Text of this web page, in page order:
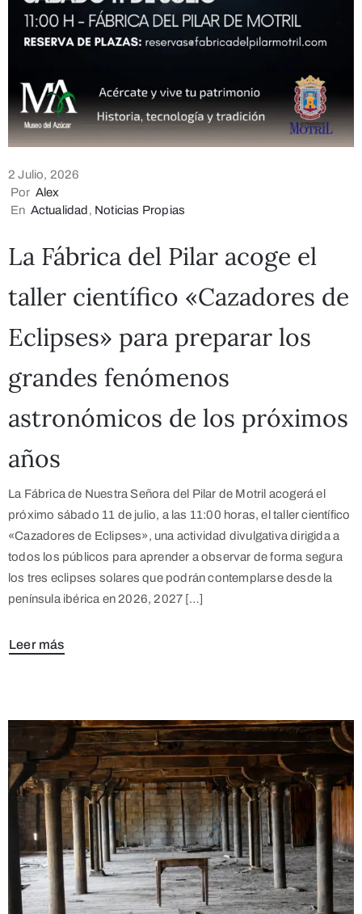
2 Julio, 2026
Por Alex
En Actualidad ‚ Noticias Propias
La Fábrica del Pilar acoge el
taller científico «Cazadores de
Eclipses» para preparar los
grandes fenómenos
astronómicos de los próximos
años
La Fábrica de Nuestra Señora del Pilar de Motril acogerá el
próximo sábado 11 de julio, a las 11:00 horas, el taller científico
«Cazadores de Eclipses», una actividad divulgativa dirigida a
todos los públicos para aprender a observar de forma segura
los tres eclipses solares que podrán contemplarse desde la
península ibérica en 2026, 2027 […]
Leer más